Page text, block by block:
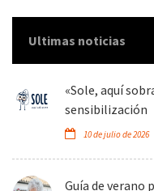
Ultimas noticias
«Sole, aquí
sensibilización
10 de julio de 2026
Guía de verano